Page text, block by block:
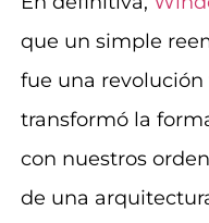
que un simple
fue una
transformó la
con nuestros
de una